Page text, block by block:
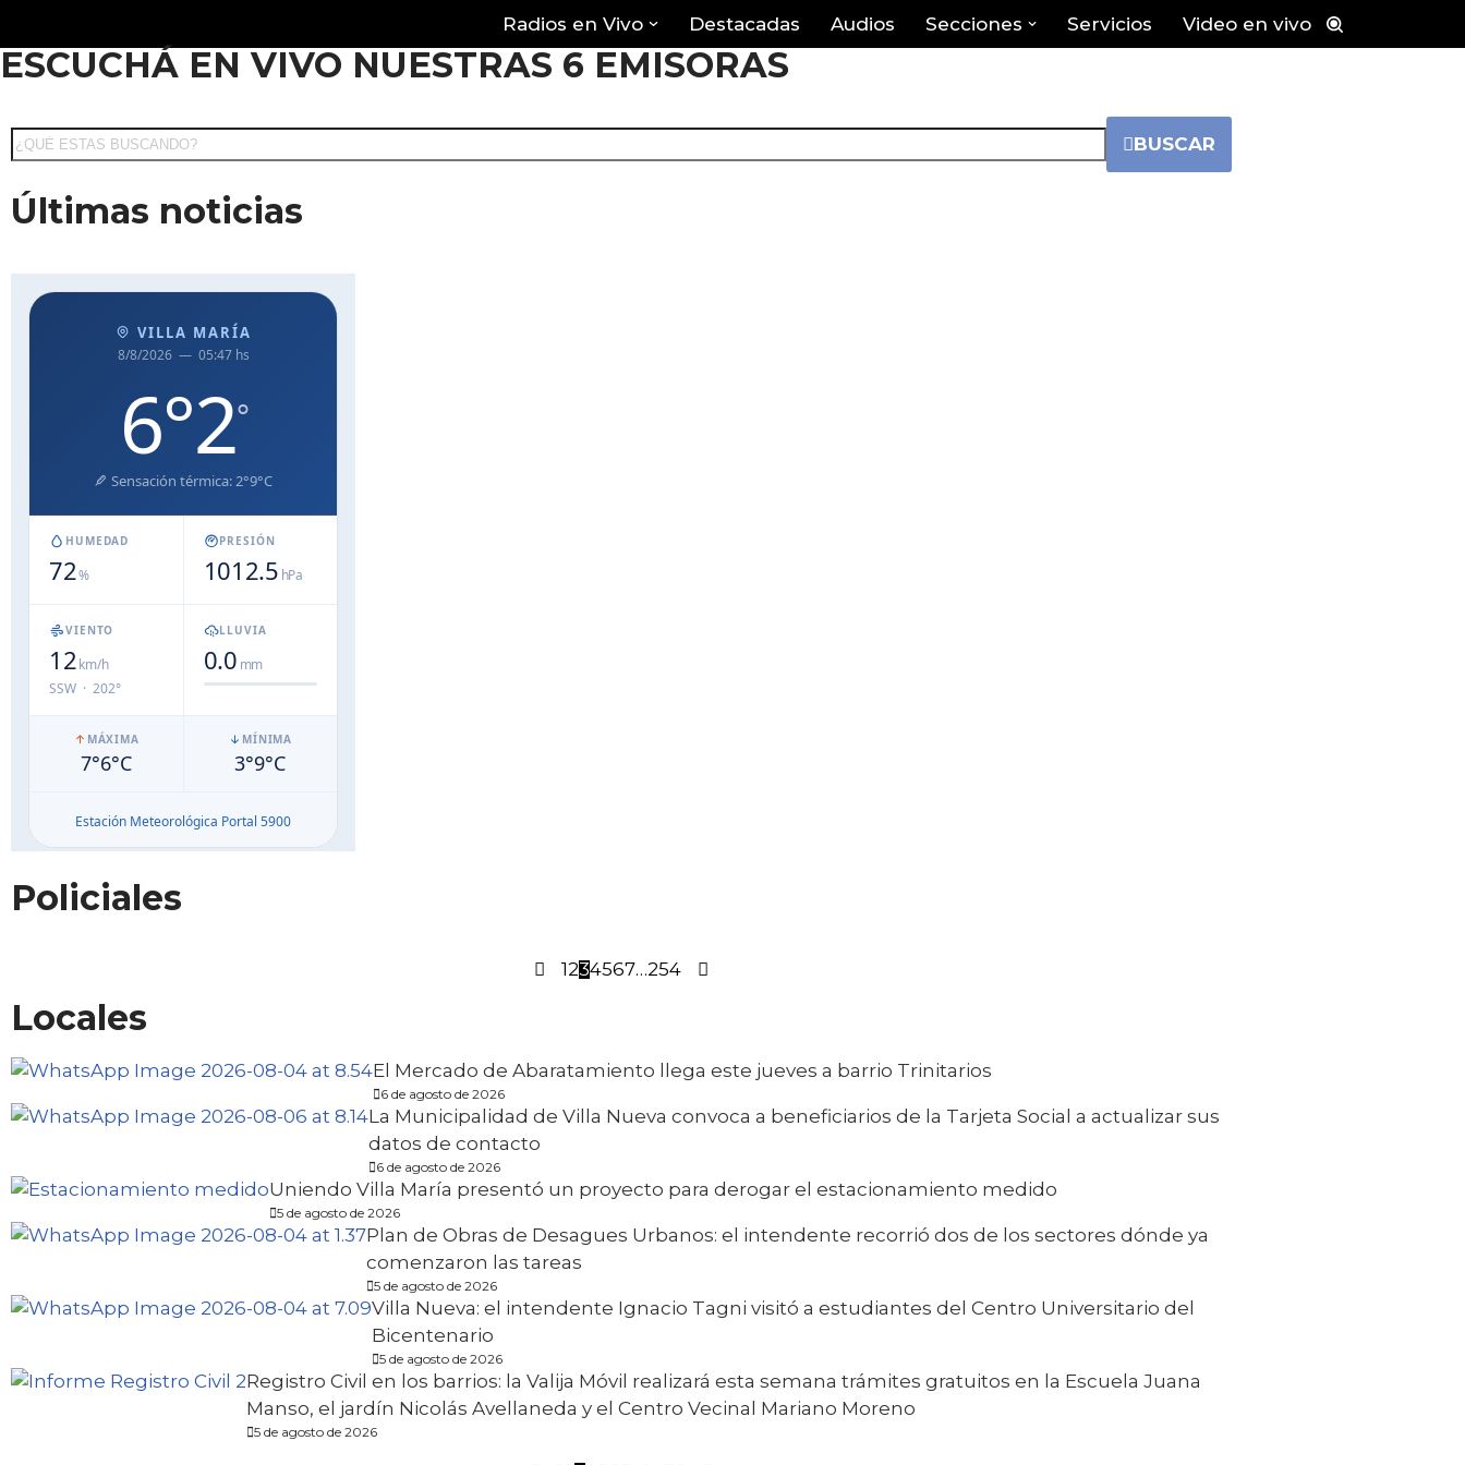
Saltar
Radios en Vivo Destacadas Audios Secciones Servicios Video en vivo
ESCUCHÁ EN VIVO NUESTRAS 6 EMISORAS
BUSCAR
Últimas noticias
Policiales
1234567…254
Locales
El Mercado de Abaratamiento llega este jueves a barrio Trinitarios
6 de agosto de 2026
La Municipalidad de Villa Nueva convoca a beneficiarios de la Tarjeta Social a actualizar sus
datos de contacto
6 de agosto de 2026
Uniendo Villa María presentó un proyecto para derogar el estacionamiento medido
5 de agosto de 2026
Plan de Obras de Desagues Urbanos: el intendente recorrió dos de los sectores dónde ya
comenzaron las tareas
5 de agosto de 2026
Villa Nueva: el intendente Ignacio Tagni visitó a estudiantes del Centro Universitario del
Bicentenario
5 de agosto de 2026
Registro Civil en los barrios: la Valija Móvil realizará esta semana trámites gratuitos en la Escuela Juana
Manso, el jardín Nicolás Avellaneda y el Centro Vecinal Mariano Moreno
5 de agosto de 2026